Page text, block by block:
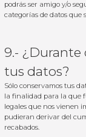
podrás ser amigo y/o
categorías de datos que
9.-
tus datos?
Sólo conservamos tus
la finalidad para la que
legales que nos vienen
pudieran derivar del
recabados.